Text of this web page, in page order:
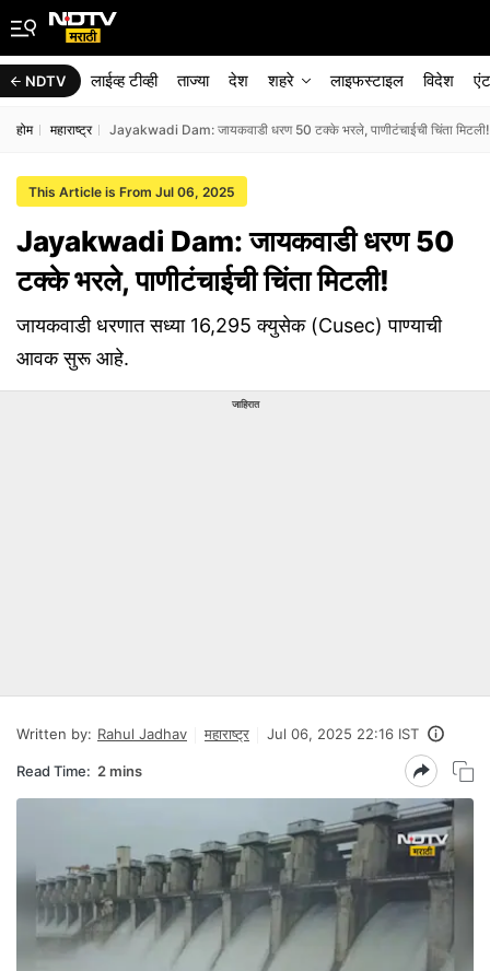
NDTV लाईव्ह टीव्ही ताज्या देश शहरे लाइफस्टाइल विदेश
होम महाराष्ट्र Jayakwadi Dam: जायकवाडी धरण 50 टक्के भरले, पाणीटंचाईची चिंता मिटली!
This Article is From Jul 06, 2025
Jayakwadi Dam: जायकवाडी धरण 50
टक्के भरले, पाणीटंचाईची चिंता मिटली!
जायकवाडी धरणात सध्या 16,295 क्युसेक (Cusec) पाण्याची
आवक सुरू आहे.
जाहिरात
Written by: Rahul Jadhav महाराष्ट्र Jul 06, 2025 22:16 IST
Read Time: 2 mins